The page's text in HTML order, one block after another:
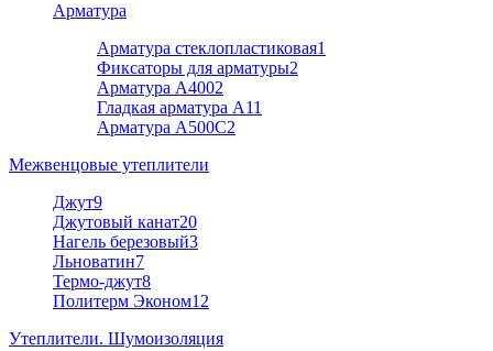
Арматура
Арматура стеклопластиковая1
Фиксаторы для арматуры2
Арматура А4002
Гладкая арматура А11
Арматура A500C2
Межвенцовые утеплители
Джут9
Джутовый канат20
Нагель березовый3
Льноватин7
Термо-джут8
Политерм Эконом12
Утеплители. Шумоизоляция